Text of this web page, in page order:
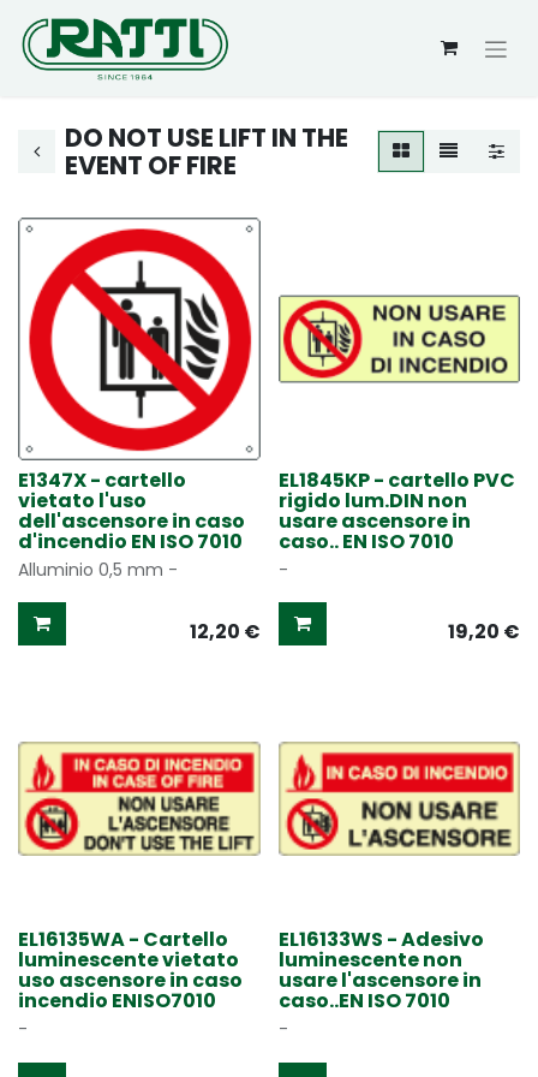
DO NOT USE LIFT IN THE
EVENT OF FIRE
E1347X - cartello
vietato l'uso
dell'ascensore in caso
d'incendio EN ISO 7010
Alluminio 0,5 mm -
12,20 €
EL1845KP - cartello PVC
rigido lum.DIN non
usare ascensore in
caso.. EN ISO 7010
-
19,20 €
EL16135WA - Cartello
luminescente vietato
uso ascensore in caso
incendio ENISO7010
-
EL16133WS - Adesivo
luminescente non
usare l'ascensore in
caso..EN ISO 7010
-